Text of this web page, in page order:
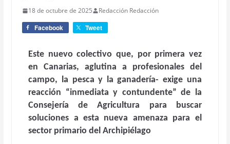
18 de octubre de 2025 Redacción Redacción
Facebook Tweet
Este nuevo colectivo que, por primera vez
en Canarias, aglutina a profesionales del
campo, la pesca y la ganadería- exige una
reacción “inmediata y contundente” de la
Consejería de Agricultura para buscar
soluciones a esta nueva amenaza para el
sector primario del Archipiélago